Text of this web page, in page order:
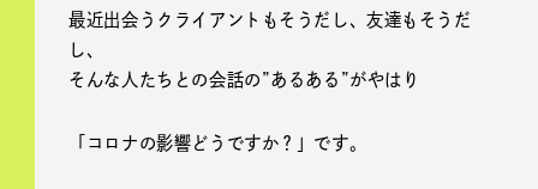
最近出会うクライアントもそうだし、友達もそうだ
し、
そんな人たちとの会話の”あるある”がやはり
「コロナの影響どうですか？」です。